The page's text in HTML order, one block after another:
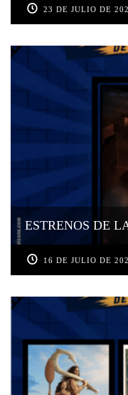
23 DE JULIO DE
ESTRENOS DE
16 DE JULIO DE